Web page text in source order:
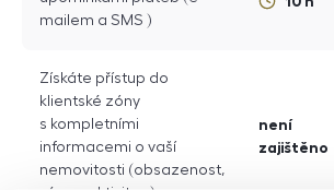
mailem a SMS )
Získáte přístup do
klientské zóny
s kompletními
informacemi o vaší
nemovitosti (obsazenost,
není
zajištěno